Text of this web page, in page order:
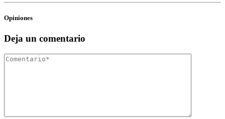
Opiniones
Deja un comentario